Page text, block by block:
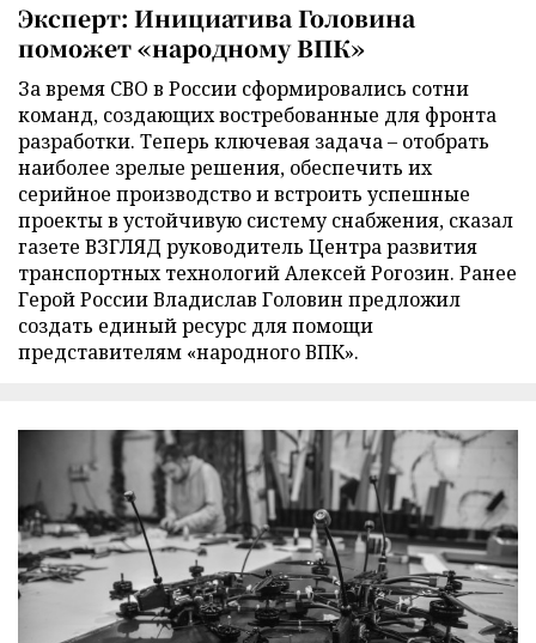
Эксперт: Инициатива Головина
поможет «народному ВПК»
За время СВО в России сформировались сотни
команд, создающих востребованные для фронта
разработки. Теперь ключевая задача – отобрать
наиболее зрелые решения, обеспечить их
серийное производство и встроить успешные
проекты в устойчивую систему снабжения, сказал
газете ВЗГЛЯД руководитель Центра развития
транспортных технологий Алексей Рогозин. Ранее
Герой России Владислав Головин предложил
создать единый ресурс для помощи
представителям «народного ВПК».